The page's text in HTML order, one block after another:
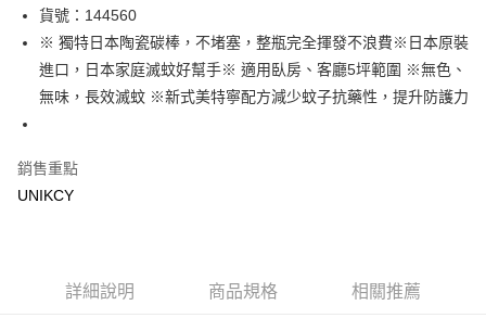
LINE Pay
Apple Pay
街口支付
悠遊付
Google Pay
每筆NT$70，滿NT$499(含以上)免運費
貨號：144560
※ 獨特日本陶瓷碳棒，不堵塞，整瓶完全揮發不浪費※日本原裝
進口，日本家庭滅蚊好幫手※ 適用臥房、客廳5坪範圍 ※無色、
無味，長效滅蚊 ※新式美特寧配方減少蚊子抗藥性，提升防護力
銷售重點
UNIKCY
詳細說明 商品規格 相關推薦